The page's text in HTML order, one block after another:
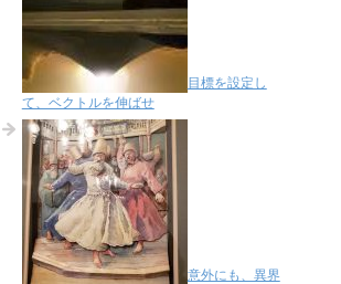
目標を設定し
て、ベクトルを伸ばせ
意外にも、異界